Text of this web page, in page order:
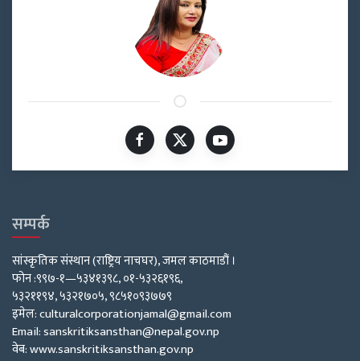
सम्पर्क
सांस्कृतिक संस्थान (राष्ट्रिय नाचघर), जमल काठमाडौं ।
फोन :९९७-१—५३४१३९८, ०१-५३२६१९६,
५३२११९४, ५३२१७०५, ९८५१०९३७७९
इमेल: culturalcorporationjamal@gmail.com
Email: sanskritiksansthan@nepal.gov.np
वेब: www.sanskritiksansthan.gov.np